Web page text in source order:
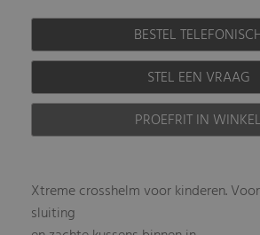
BESTEL
STEL EEN VRAAG
PROEFRIT IN WINKEL
Xtreme crosshelm voor kinderen.
sluiting